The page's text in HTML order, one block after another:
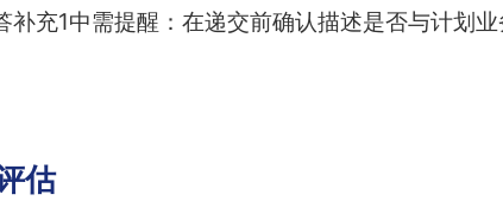
补充1中需提醒：在递交前确认描述是否与计划
估